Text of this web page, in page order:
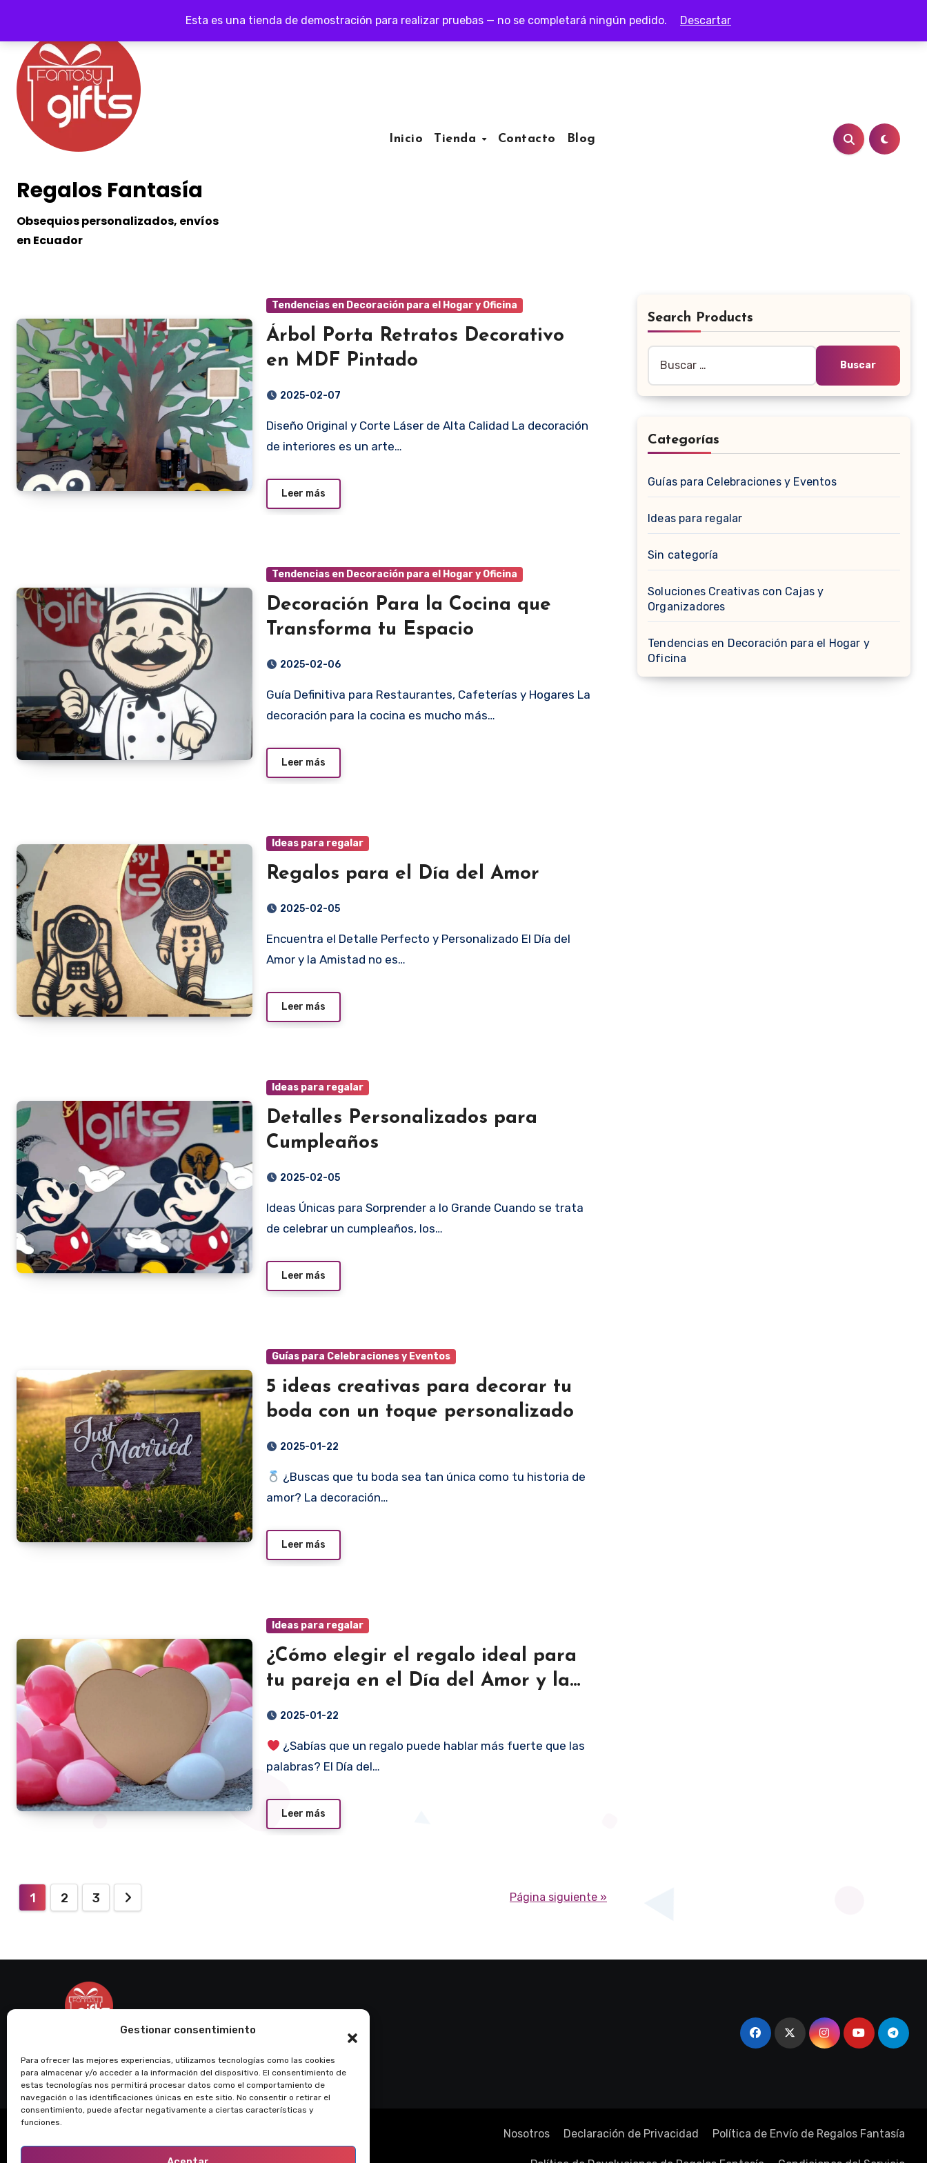
Gestionar consentimiento
Para ofrecer las mejores experiencias, utilizamos tecnologías como las cookies
para almacenar y/o acceder a la información del dispositivo. El consentimiento de
estas tecnologías nos permitirá procesar datos como el comportamiento de
navegación o las identificaciones únicas en este sitio. No consentir o retirar el
consentimiento, puede afectar negativamente a ciertas características y
funciones.
Esta es una tienda de demostración para realizar pruebas — no se completará ningún pedido. Descartar
contenido
Regalos Fantasía
Obsequios personalizados, envíos
en Ecuador
Inicio Tienda Contacto Blog
Tendencias en Decoración para el Hogar y Oficina
Árbol Porta Retratos Decorativo
en MDF Pintado
2025-02-07
Diseño Original y Corte Láser de Alta Calidad La decoración
de interiores es un arte…
Leer más
Tendencias en Decoración para el Hogar y Oficina
Decoración Para la Cocina que
Transforma tu Espacio
2025-02-06
Guía Definitiva para Restaurantes, Cafeterías y Hogares La
decoración para la cocina es mucho más…
Leer más
Ideas para regalar
Regalos para el Día del Amor
2025-02-05
Encuentra el Detalle Perfecto y Personalizado El Día del
Amor y la Amistad no es…
Leer más
Ideas para regalar
Detalles Personalizados para
Cumpleaños
2025-02-05
Ideas Únicas para Sorprender a lo Grande Cuando se trata
de celebrar un cumpleaños, los…
Leer más
Guías para Celebraciones y Eventos
5 ideas creativas para decorar tu
boda con un toque personalizado
2025-01-22
¿Buscas que tu boda sea tan única como tu historia de
amor? La decoración…
Leer más
Ideas para regalar
¿Cómo elegir el regalo ideal para
tu pareja en el Día del Amor y la
Amistad?
2025-01-22
¿Sabías que un regalo puede hablar más fuerte que las
palabras? El Día del…
Leer más
Paginación
1 2 3 Página siguiente »
Search Products
Categorías
Guías para Celebraciones y Eventos
Ideas para regalar
Sin categoría
Soluciones Creativas con Cajas y
Organizadores
Tendencias en Decoración para el Hogar y
Oficina
Obsequios personalizados, envíos en Ecuador
Nosotros Declaración de Privacidad Política de Envío de Regalos Fantasía